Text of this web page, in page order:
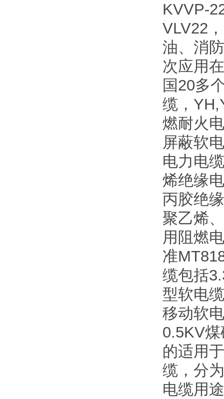
KVVP-
VLV22
油、消
次应用
国20多
缆，
燃耐火
屏蔽软
电力电
烯绝缘
丙胶绝
聚乙烯
用阻燃
准
缆包括
型软电
移动软
0.5KV
的适用
缆，分
电缆用